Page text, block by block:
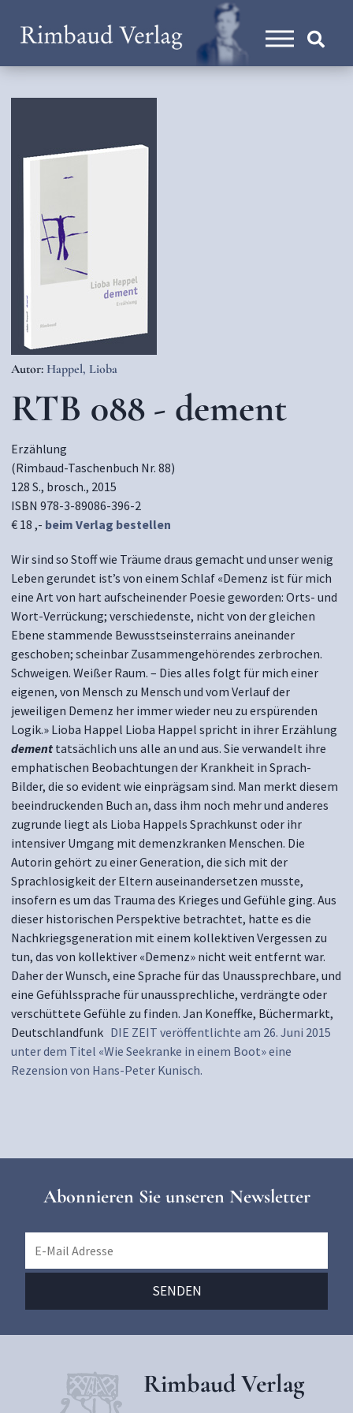
Autor: Happel, Lioba
RTB 088 - dement
Erzählung
(Rimbaud-Taschenbuch Nr. 88)
128 S., brosch., 2015
ISBN 978-3-89086-396-2
€ 18 ,- beim Verlag bestellen
Wir sind so Stoff wie Träume draus gemacht und unser wenig
Leben gerundet ist’s von einem Schlaf «Demenz ist für mich
eine Art von hart aufscheinender Poesie geworden: Orts- und
Wort-Verrückung; verschiedenste, nicht von der gleichen
Ebene stammende Bewusstseinsterrains aneinander
geschoben; scheinbar Zusammengehörendes zerbrochen.
Schweigen. Weißer Raum. – Dies alles folgt für mich einer
eigenen, von Mensch zu Mensch und vom Verlauf der
jeweiligen Demenz her immer wieder neu zu erspürenden
Logik.» Lioba Happel Lioba Happel spricht in ihrer Erzählung
dement tatsächlich uns alle an und aus. Sie verwandelt ihre
emphatischen Beobachtungen der Krankheit in Sprach-
Bilder, die so evident wie einprägsam sind. Man merkt diesem
beeindruckenden Buch an, dass ihm noch mehr und anderes
zugrunde liegt als Lioba Happels Sprachkunst oder ihr
intensiver Umgang mit demenzkranken Menschen. Die
Autorin gehört zu einer Generation, die sich mit der
Sprachlosigkeit der Eltern auseinandersetzen musste,
insofern es um das Trauma des Krieges und Gefühle ging. Aus
dieser historischen Perspektive betrachtet, hatte es die
Nachkriegsgeneration mit einem kollektiven Vergessen zu
tun, das von kollektiver «Demenz» nicht weit entfernt war.
Daher der Wunsch, eine Sprache für das Unaussprechbare, und
eine Gefühlssprache für unaussprechliche, verdrängte oder
verschüttete Gefühle zu finden. Jan Koneffke, Büchermarkt,
Deutschlandfunk DIE ZEIT veröffentlichte am 26. Juni 2015
unter dem Titel «Wie Seekranke in einem Boot» eine
Rezension von Hans-Peter Kunisch.
Abonnieren Sie unseren Newsletter
Rimbaud Verlag